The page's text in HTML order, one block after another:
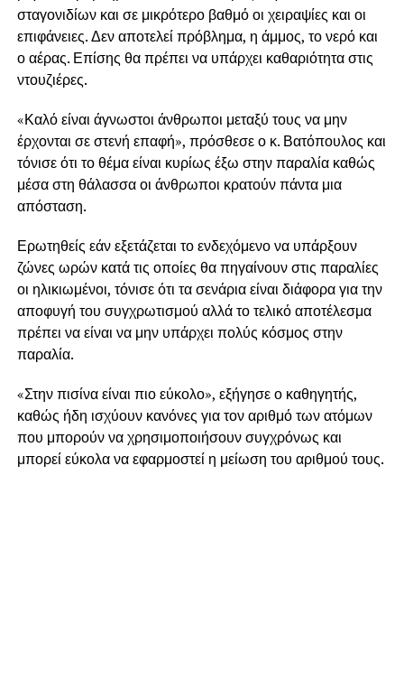
σταγονιδίων και σε μικρότερο βαθμό οι χειραψίες και οι
επιφάνειες. Δεν αποτελεί πρόβλημα, η άμμος, το νερό και
ο αέρας. Επίσης θα πρέπει να υπάρχει καθαριότητα στις
ντουζιέρες.
«Καλό είναι άγνωστοι άνθρωποι μεταξύ τους να μην
έρχονται σε στενή επαφή», πρόσθεσε ο κ. Βατόπουλος και
τόνισε ότι το θέμα είναι κυρίως έξω στην παραλία καθώς
μέσα στη θάλασσα οι άνθρωποι κρατούν πάντα μια
απόσταση.
Ερωτηθείς εάν εξετάζεται το ενδεχόμενο να υπάρξουν
ζώνες ωρών κατά τις οποίες θα πηγαίνουν στις παραλίες
οι ηλικιωμένοι, τόνισε ότι τα σενάρια είναι διάφορα για την
αποφυγή του συγχρωτισμού αλλά το τελικό αποτέλεσμα
πρέπει να είναι να μην υπάρχει πολύς κόσμος στην
παραλία.
«Στην πισίνα είναι πιο εύκολο», εξήγησε ο καθηγητής,
καθώς ήδη ισχύουν κανόνες για τον αριθμό των ατόμων
που μπορούν να χρησιμοποιήσουν συγχρόνως και
μπορεί εύκολα να εφαρμοστεί η μείωση του αριθμού τους.